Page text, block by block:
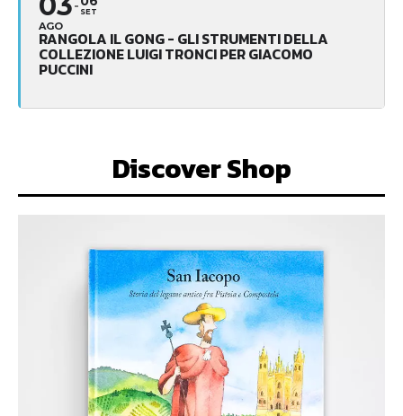
AGO
SET
RANGOLA IL GONG - GLI STRUMENTI DELLA
COLLEZIONE LUIGI TRONCI PER GIACOMO
PUCCINI
Discover Shop